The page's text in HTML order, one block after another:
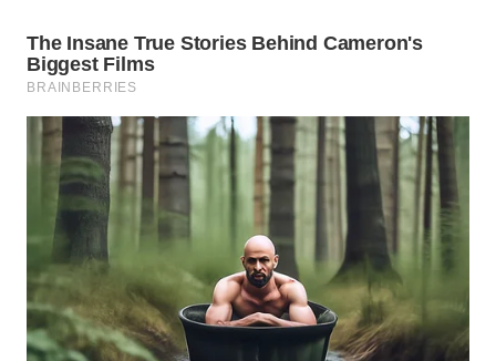
PERSONA
WAHANA
OTOMOTIF
WAHANA
HEALTH
WAHANA
DESA
WISATA